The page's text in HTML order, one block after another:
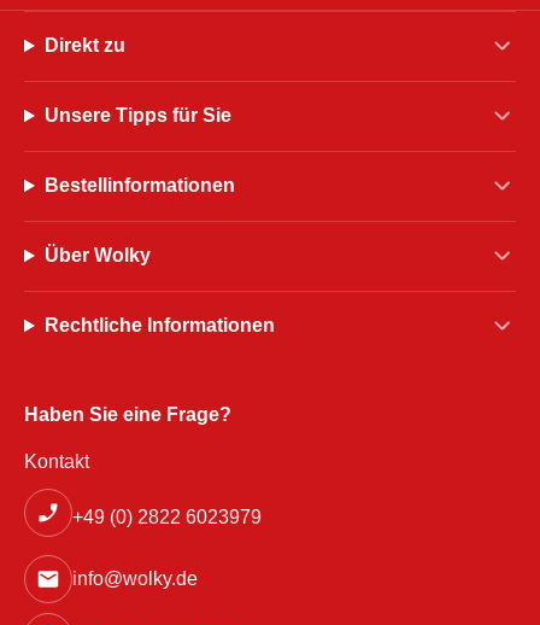
Direkt zu
Unsere Tipps für Sie
Bestellinformationen
Über Wolky
Rechtliche Informationen
Haben Sie eine Frage?
Kontakt
+49 (0) 2822 6023979
info@wolky.de